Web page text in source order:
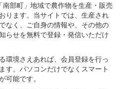
部町」地域で農作物を生産・販売
ります。当サイトでは、生産され
なく、ご自身の情報や、その他の
らせを無料で登録・発信いただけ
環境さえあれば、会員登録を行っ
す。パソコンだけでなくスマート
可能です。